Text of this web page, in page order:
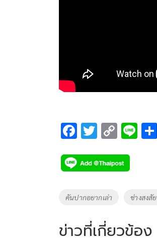
F
e
b
o
k
T
tt
er
C
p
y
Li
k
Li
Tags
คันปากอยากเล่า ช่างสงสัย
ข่าวที่เกี่ยวข้อง